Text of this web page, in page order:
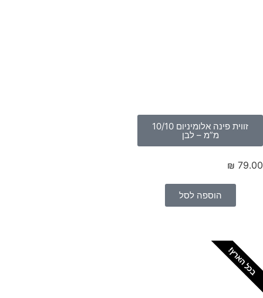
זווית פינה אלומיניום 10/10
מ”מ – לבן
₪
הוספה לסל
הארץ!